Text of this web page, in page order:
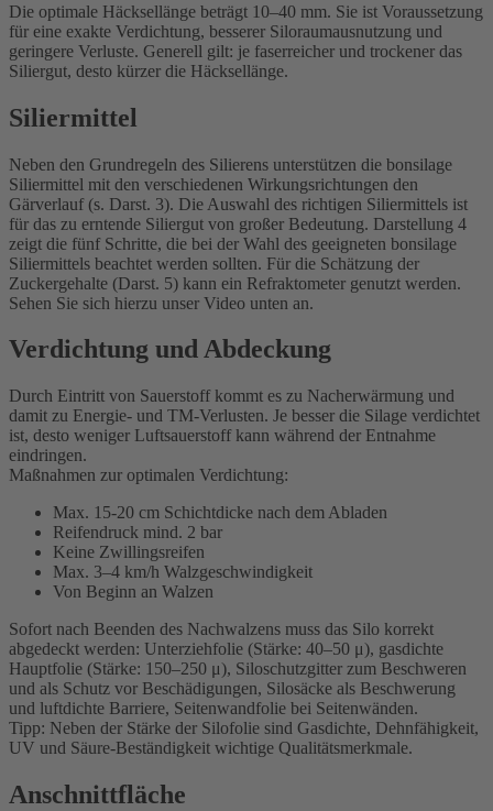
Die optimale Häcksellänge beträgt 10–40 mm. Sie ist Voraussetzung
für eine exakte Verdichtung, besserer Siloraumausnutzung und
geringere Verluste. Generell gilt: je faserreicher und trockener das
Siliergut, desto kürzer die Häcksellänge.
Siliermittel
Neben den Grundregeln des Silierens unterstützen die bonsilage
Siliermittel mit den verschiedenen Wirkungsrichtungen den
Gärverlauf (s. Darst. 3). Die Auswahl des richtigen Siliermittels ist
für das zu erntende Siliergut von großer Bedeutung. Darstellung 4
zeigt die fünf Schritte, die bei der Wahl des geeigneten bonsilage
Siliermittels beachtet werden sollten. Für die Schätzung der
Zuckergehalte (Darst. 5) kann ein Refraktometer genutzt werden.
Sehen Sie sich hierzu unser Video unten an.
Verdichtung und Abdeckung
Durch Eintritt von Sauerstoff kommt es zu Nacherwärmung und
damit zu Energie- und TM-Verlusten. Je besser die Silage verdichtet
ist, desto weniger Luftsauerstoff kann während der Entnahme
eindringen.
Maßnahmen zur optimalen Verdichtung:
Max. 15-20 cm Schichtdicke nach dem Abladen
Reifendruck mind. 2 bar
Keine Zwillingsreifen
Max. 3–4 km/h Walzgeschwindigkeit
Von Beginn an Walzen
Sofort nach Beenden des Nachwalzens muss das Silo korrekt
abgedeckt werden: Unterziehfolie (Stärke: 40–50 μ), gasdichte
Hauptfolie (Stärke: 150–250 μ), Siloschutzgitter zum Beschweren
und als Schutz vor Beschädigungen, Silosäcke als Beschwerung
und luftdichte Barriere, Seitenwandfolie bei Seitenwänden.
Tipp: Neben der Stärke der Silofolie sind Gasdichte, Dehnfähigkeit,
UV und Säure-Beständigkeit wichtige Qualitätsmerkmale.
Anschnittfläche